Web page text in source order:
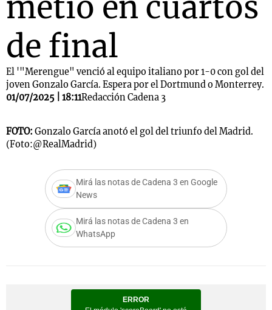
de final
El '"Merengue" venció al equipo italiano por 1-0 con gol del
joven Gonzalo García. Espera por el Dortmund o Monterrey.
01/07/2025 | 18:11Redacción Cadena 3
FOTO: Gonzalo García anotó el gol del triunfo del Madrid.
(Foto:@RealMadrid)
Mirá las notas de Cadena 3 en Google
News
Mirá las notas de Cadena 3 en
WhatsApp